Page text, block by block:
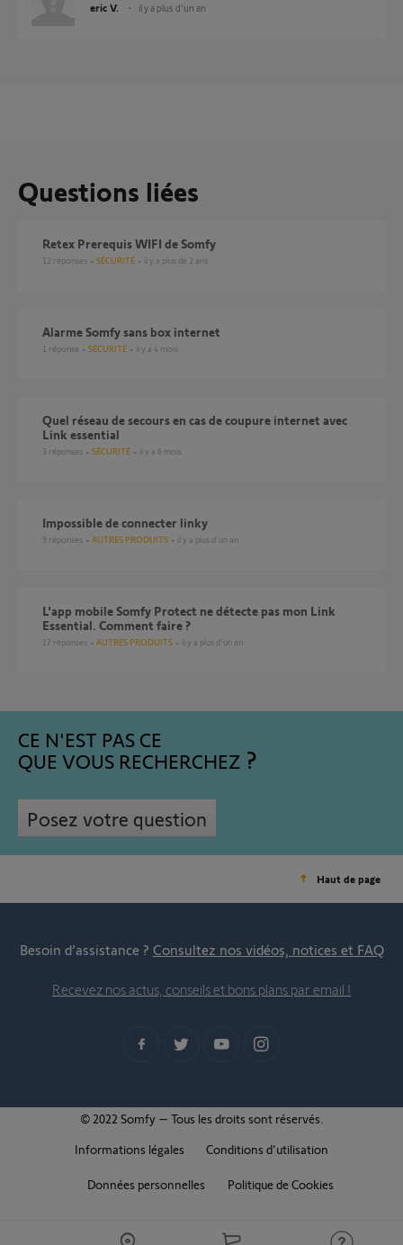
eric V. il y a plus d'un an
Questions liées
Retex Prerequis WIFI de Somfy
12 réponses SÉCURITÉ il y a plus de 2 ans
Alarme Somfy sans box internet
1 réponse SÉCURITÉ il y a 4 mois
Quel réseau de secours en cas de coupure internet avec
Link essential
3 réponses SÉCURITÉ il y a 6 mois
impossible de connecter linky
9 réponses AUTRES PRODUITS il y a plus d'un an
L'app mobile Somfy Protect ne détecte pas mon Link
Essential. Comment faire ?
17 réponses AUTRES PRODUITS il y a plus d'un an
CE N'EST PAS CE
QUE VOUS RECHERCHEZ
Posez votre question
Haut de page
Besoin d’assistance ? Consultez nos vidéos, notices et FAQ
Recevez nos actus, conseils et bons plans par email !
© 2022 Somfy – Tous les droits sont réservés.
Informations légales
Conditions d'utilisation
Données personnelles Politique de Cookies